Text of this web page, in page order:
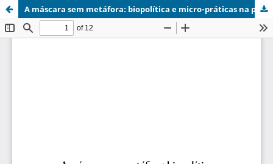
A máscara sem metáfora: biopolítica e micro-práticas na pandemia de COVID-19